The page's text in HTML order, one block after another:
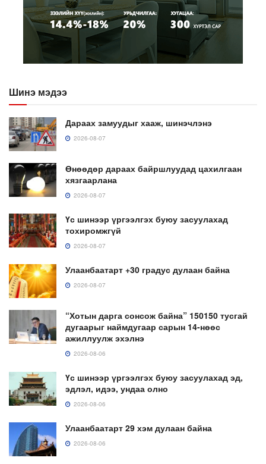
Шинэ мэдээ
Дараах замуудыг хааж, шинэчлэнэ
2026-08-07
Өнөөдөр дараах байршлуудад цахилгаан
хязгаарлана
2026-08-07
Үс шинээр үргээлгэх буюу засуулахад
тохиромжгүй
2026-08-07
Улаанбаатарт +30 градус дулаан байна
2026-08-07
“Хотын дарга сонсож байна” 150150 тусгай
дугаарыг наймдугаар сарын 14-нөөс
ажиллуулж эхэлнэ
2026-08-06
Үс шинээр үргээлгэх буюу засуулахад эд,
эдлэл, идээ, ундаа олно
2026-08-06
Улаанбаатарт 29 хэм дулаан байна
2026-08-06